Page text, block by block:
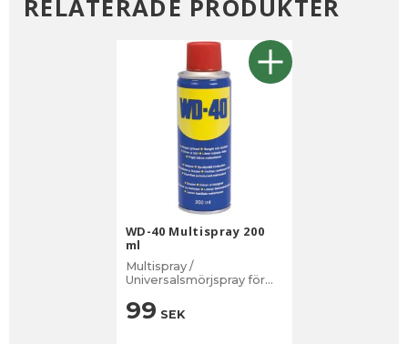
RELATERADE PRODUKTER
WD-40 Multispray 200
ml
Multispray /
Universalsmörjspray för
gäller att lösa upp, smörja.
99 SEK